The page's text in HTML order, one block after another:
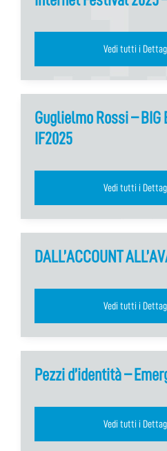
Guglielmo Rossi – BIG
IF2025
DALL’ACCOUNT
Pezzi d’identità –